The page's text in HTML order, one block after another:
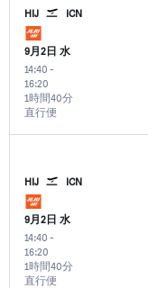
HIJ ICN
9月2日 水
14:40 -
16:20
直行便
1時間40分
HIJ ICN
9月2日 水
14:40 -
16:20
直行便
1時間40分